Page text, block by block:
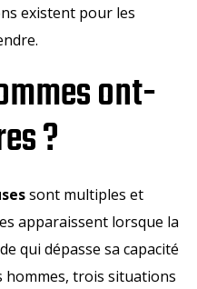
existent pour les
ont-
?
sont multiples et
apparaissent lorsque la
qui dépasse sa capacité
hommes, trois situations